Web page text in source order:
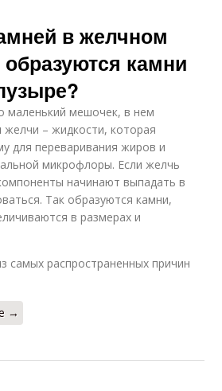
в желчном
камни
маленький мешочек, в нем
– жидкости, которая
для переваривания жиров и
микрофлоры. Если желчь
начинают выпадать в
Так образуются камни,
в размерах и
самых распространенных причин
→